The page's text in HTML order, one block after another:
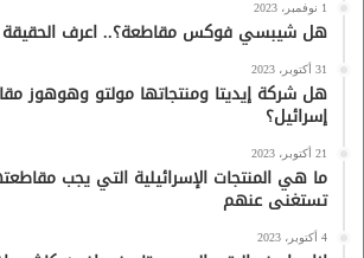
1 نوفمبر، 2023
هل شيبسي فوكس مقاطعة؟.. اعرف الحقيقة
31 أكتوبر، 2023
هل شركة إيديتا ومنتجاتها مولتو وهوهوز
إسرائيل؟
21 أكتوبر، 2023
تستغنى عنهم
4 أكتوبر، 2023